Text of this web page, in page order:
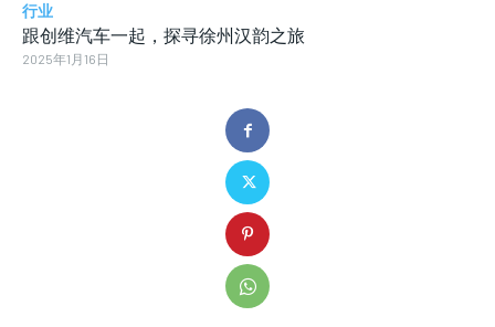
行业
跟创维汽车一起，探寻徐州汉韵之旅
2025年1月16日